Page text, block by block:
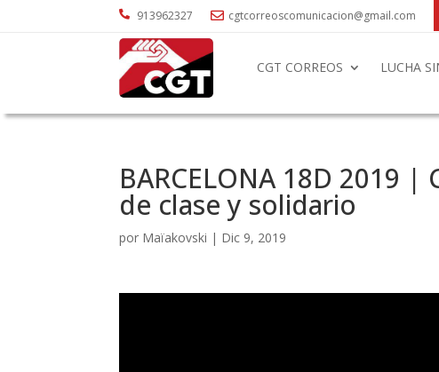
 913962327  cgtcorreoscomunicacion@gmail.com
CGT CORREOS LUCHA
BARCELONA 18D 2019
de clase y solidario
por Maïakovski | Dic 9, 2019